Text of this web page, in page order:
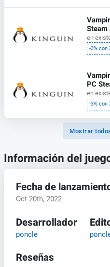
en
-3% con
PC
en
-3% con
Mostrar
Información del
Fecha de
Oct 20th, 2022
Desarrollador
poncle
Reseñas